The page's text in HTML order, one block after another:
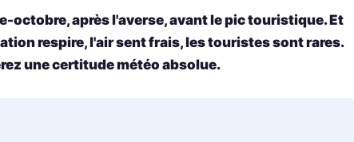
octobre, après l'averse, avant le pic touristique. Et
respire, l'air sent frais, les touristes sont rares.
une certitude météo absolue.